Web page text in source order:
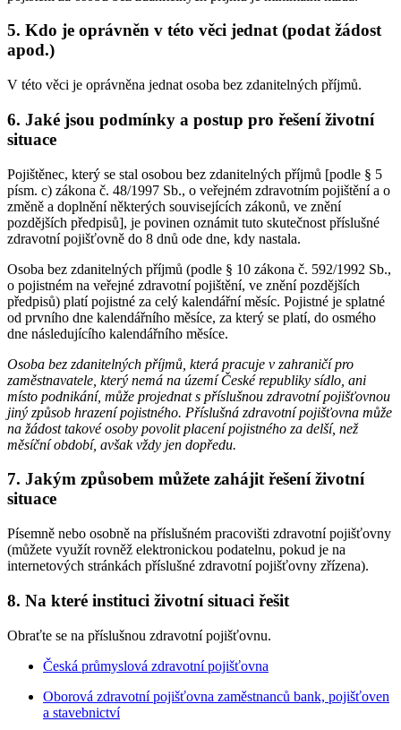
5. Kdo je oprávněn v této věci jednat (podat žádost
apod.)
V této věci je oprávněna jednat osoba bez zdanitelných příjmů.
6. Jaké jsou podmínky a postup pro řešení životní
situace
Pojištěnec, který se stal osobou bez zdanitelných příjmů [podle § 5
písm. c) zákona č. 48/1997 Sb., o veřejném zdravotním pojištění a o
změně a doplnění některých souvisejících zákonů, ve znění
pozdějších předpisů], je povinen oznámit tuto skutečnost příslušné
zdravotní pojišťovně do 8 dnů ode dne, kdy nastala.
Osoba bez zdanitelných příjmů (podle § 10 zákona č. 592/1992 Sb.,
o pojistném na veřejné zdravotní pojištění, ve znění pozdějších
předpisů) platí pojistné za celý kalendářní měsíc. Pojistné je splatné
od prvního dne kalendářního měsíce, za který se platí, do osmého
dne následujícího kalendářního měsíce.
Osoba bez zdanitelných příjmů, která pracuje v zahraničí pro
zaměstnavatele, který nemá na území České republiky sídlo, ani
místo podnikání, může projednat s příslušnou zdravotní pojišťovnou
jiný způsob hrazení pojistného. Příslušná zdravotní pojišťovna může
na žádost takové osoby povolit placení pojistného za delší, než
měsíční období, avšak vždy jen dopředu.
7. Jakým způsobem můžete zahájit řešení životní
situace
Písemně nebo osobně na příslušném pracovišti zdravotní pojišťovny
(můžete využít rovněž elektronickou podatelnu, pokud je na
internetových stránkách příslušné zdravotní pojišťovny zřízena).
8. Na které instituci životní situaci řešit
Obraťte se na příslušnou zdravotní pojišťovnu.
Česká průmyslová zdravotní pojišťovna
Oborová zdravotní pojišťovna zaměstnanců bank, pojišťoven
a stavebnictví